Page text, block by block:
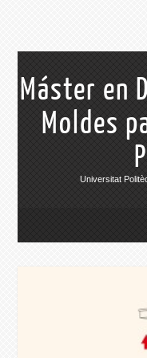
Máster en
Moldes
Universitat